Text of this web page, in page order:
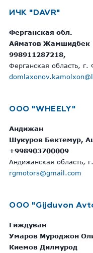
ИЧК "DAVR"
Ферганская обл.
Айматов Жамшидбек
998911287218,
Ферганская область,
ООО "WHEELY"
Андижан
Шукуров Бектемур,
+998903700009
Андижанская область,
rgmotors@gmail.com
ООО "Gijduvon
Гиждуван
Умаров Муроджон
Киемов Дилмурод